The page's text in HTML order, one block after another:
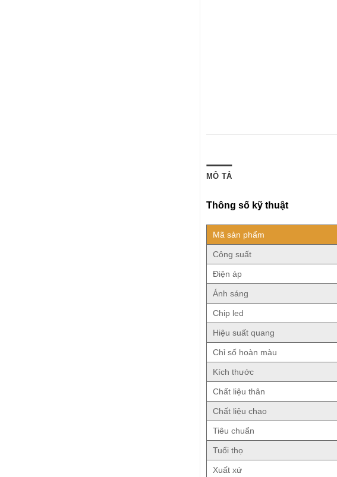
MÔ TẢ
Thông số kỹ thuật
Mã sản phẩm
Công suất
Điện áp
Ánh sáng
Chip led
Hiệu suất quang
Chỉ số hoàn màu
Kích thước
Chất liệu thân
Chất liệu chao
Tiêu chuẩn
Tuổi thọ
Xuất xứ